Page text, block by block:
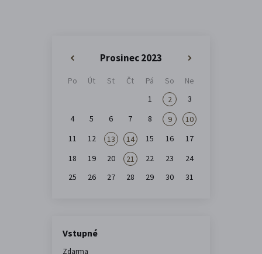
Prosinec 2023
»
Po Út St Čt Pá So
Ne
1
2
3
4
5 6 7 8 9
10
11
12 13 14 15 16
17
18
19 20 21 22 23
24
25
26 27 28 29 30 31
Vstupné
Zdarma